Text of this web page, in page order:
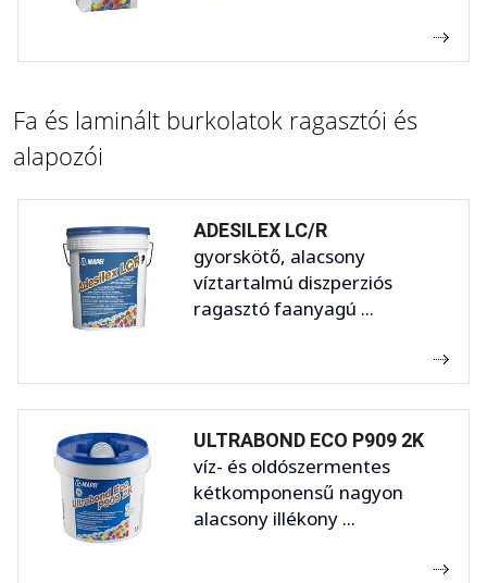
Fa és laminált burkolatok ragasztói és
alapozói
ADESILEX LC/R
gyorskötő, alacsony
víztartalmú diszperziós
ragasztó faanyagú ...
ULTRABOND ECO P909 2K
víz- és oldószermentes
kétkomponensű nagyon
alacsony illékony ...